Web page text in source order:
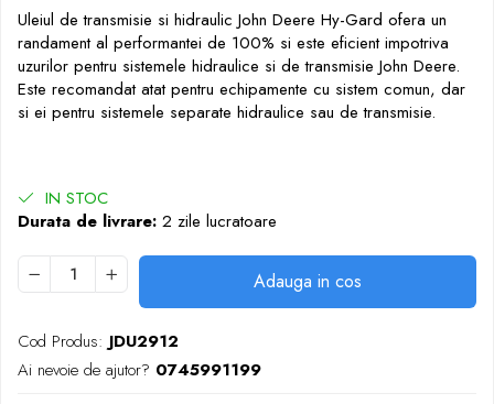
Uleiul de transmisie si hidraulic John Deere Hy-Gard ofera un
randament al performantei de 100% si este eficient impotriva
uzurilor pentru sistemele hidraulice si de transmisie John Deere.
Este recomandat atat pentru echipamente cu sistem comun, dar
si ei pentru sistemele separate hidraulice sau de transmisie.
IN STOC
Durata de livrare: 2 zile lucratoare
Adauga in cos
Cod Produs: JDU2912
Ai nevoie de ajutor? 0745991199